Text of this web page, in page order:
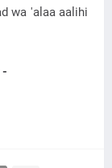
wa 'alaa aalihi
-